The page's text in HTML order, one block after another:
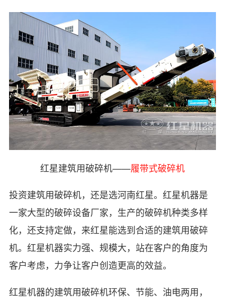
红星建筑用破碎机——履带式破碎机
投资建筑用破碎机，还是选河南红星。红星机器是
一家大型的破碎设备厂家，生产的破碎机种类多样
化，还支持定做，来红星能选到合适的建筑用破碎
机。红星机器实力强、规模大，站在客户的角度为
客户考虑，力争让客户创造更高的效益。
红星机器的建筑用破碎机环保、节能、油电两用，